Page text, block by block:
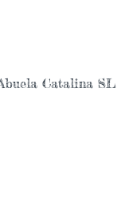
Catalina SL